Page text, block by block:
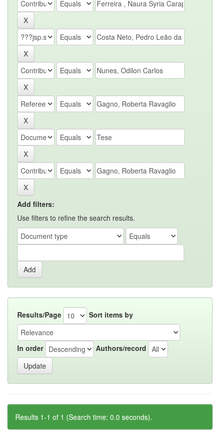
Add filters:
Use filters to refine the search results.
Results/Page Sort items by
In order Authors/record
Results 1-1 of 1 (Search time: 0.0 seconds).